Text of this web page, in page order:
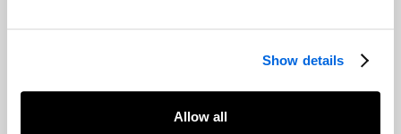
Show details
Allow all
M. Singh a réalisé un bon coup en ramenant Ruth Ellen
obtenue au Québec depuis le déclenchement de l’élection.